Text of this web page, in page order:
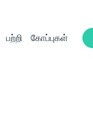
பற்றி கோப்புகள்